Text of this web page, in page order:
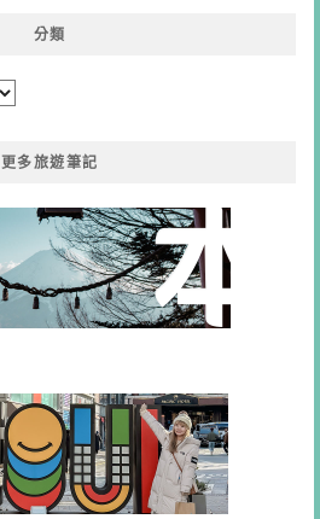
分類
更多旅遊筆記